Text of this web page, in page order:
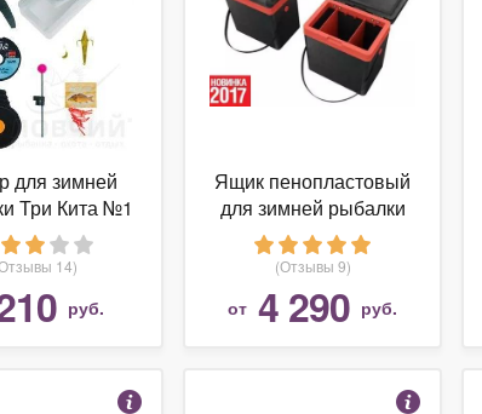
для зимней
Три Кита №1
40696
14)
руб.
Ящик пенопластовый
для зимней рыбалки
Rapala Ice c 2
разделителями
(Отзывы 9)
от 4 290 руб.